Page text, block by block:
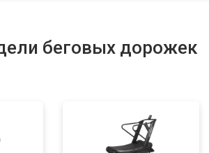
беговых дорожек